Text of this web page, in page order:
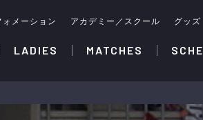
ォメーション アカデミー／スクール グッズ
LADIES MATCHES